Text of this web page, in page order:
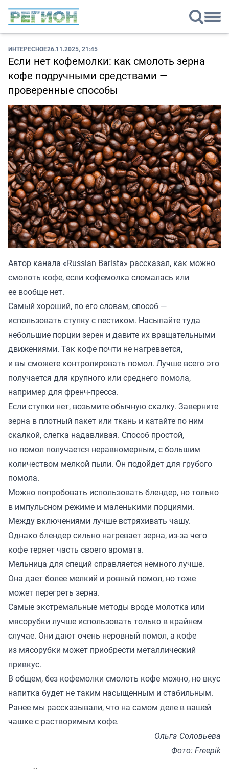
ИНТЕРЕСНОЕ26.11.2025, 21:45
Если нет кофемолки: как смолоть зерна
кофе подручными средствами —
проверенные способы
Автор канала «Russian Barista» рассказал, как можно
смолоть кофе, если кофемолка сломалась или
ее вообще нет.
Самый хороший, по его словам, способ —
использовать ступку с пестиком. Насыпайте туда
небольшие порции зерен и давите их вращательными
движениями. Так кофе почти не нагревается,
и вы сможете контролировать помол. Лучше всего это
получается для крупного или среднего помола,
например для френч-пресса.
Если ступки нет, возьмите обычную скалку. Заверните
зерна в плотный пакет или ткань и катайте по ним
скалкой, слегка надавливая. Способ простой,
но помол получается неравномерным, с большим
количеством мелкой пыли. Он подойдет для грубого
помола.
Можно попробовать использовать блендер, но только
в импульсном режиме и маленькими порциями.
Между включениями лучше встряхивать чашу.
Однако блендер сильно нагревает зерна, из-за чего
кофе теряет часть своего аромата.
Мельница для специй справляется немного лучше.
Она дает более мелкий и ровный помол, но тоже
может перегреть зерна.
Самые экстремальные методы вроде молотка или
мясорубки лучше использовать только в крайнем
случае. Они дают очень неровный помол, а кофе
из мясорубки может приобрести металлический
привкус.
В общем, без кофемолки смолоть кофе можно, но вкус
напитка будет не таким насыщенным и стабильным.
Ранее мы рассказывали, что на самом деле в вашей
чашке с растворимым кофе.
Ольга Соловьева
Фото: Freepik